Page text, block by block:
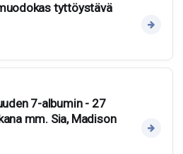
tyttöystävä
7-albumin - 27
mm. Sia, Madison